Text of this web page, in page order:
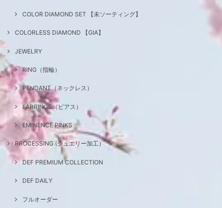
COLOR DIAMOND SET 【未ソーティング】
COLORLESS DIAMOND 【GIA】
JEWELRY
RING（指輪）
PENDANT（ネックレス）
EARRINGS（ピアス）
EMINENCE PINKS
PROCESSING (ジュエリー加工）
DEF PREMIUM COLLECTION
DEF DAILY
フルオーダー